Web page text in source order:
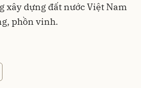
xây dựng đất nước Việt Nam
phồn vinh.